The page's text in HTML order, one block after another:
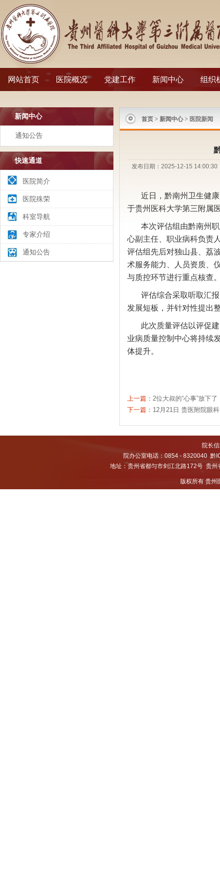
网站首页 医院概况 党建工作 新闻中心 组织
新闻中心
通知公告
快速通道
医院简介
医院殊荣
科室导航
专家介绍
通知公告
首页 > 新闻中心 > 医院新闻
发布日期：2025-12-15
近日，黔南州卫生健
于贵州医科大学第三附属
本次评估组由黔南州
心副主任、职业病科负责
评估组先后对独山县、 荔
术服务能力、人员资质、
与质控环节进行重点核查
评估综合采取听取汇
发展短板，并针对性提出
此次质量评估以评促
业病质量控制中心将持续
体提升。
上一篇： 2位大叔的“心事”放下了
下一篇： 12月21日 贵医附院眼
院长
院办公室电话：0854 - 8320040黔
地址：贵州省都匀市剑江北路172号 贵
版权所有 贵州